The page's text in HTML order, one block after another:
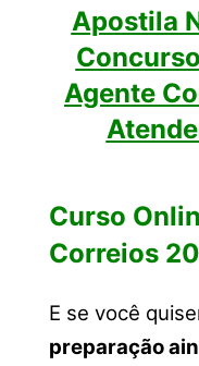
Apostila
Agente
Curso
Correios
E se você
preparação